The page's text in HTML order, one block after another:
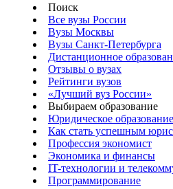
Поиск
Все вузы России
Вузы Москвы
Вузы Санкт-Петербурга
Дистанционное
Отзывы о вузах
Рейтинги вузов
«Лучший вуз России»
Выбираем образование
Юридическое образование
Как стать успешным
Профессия экономист
Экономика и финансы
IT-технологии и
Программирование